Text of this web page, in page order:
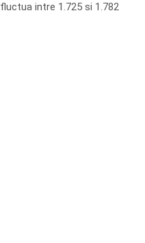
intre 1.725 si 1.782